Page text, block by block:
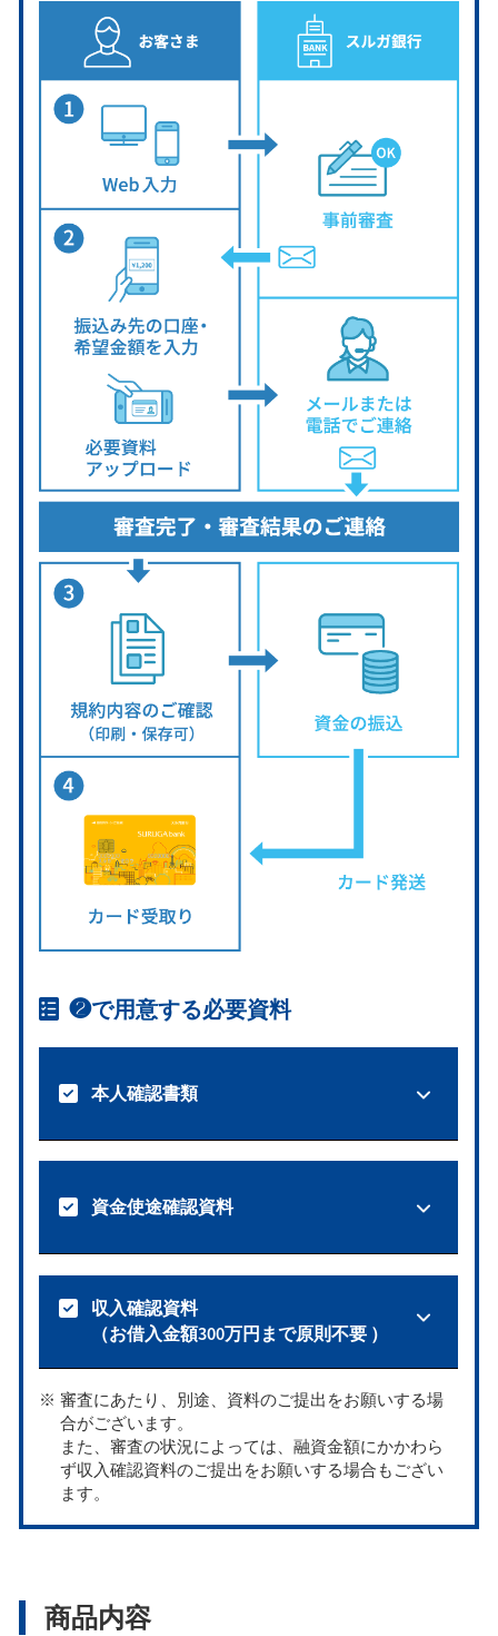
❷で用意する必要資料
本人確認書類
資金使途確認資料
収入確認資料
（お借入金額300万円まで原則不要 ）
審査にあたり、別途、資料のご提出をお願いする場
合がございます。
また、審査の状況によっては、融資金額にかかわら
ず収入確認資料のご提出をお願いする場合もござい
ます。
商品内容